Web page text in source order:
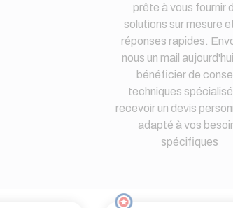
prête à vous fournir
solutions sur mesure
réponses rapides.
nous un mail
bénéficier de
techniques
recevoir un devis
adapté à vos
spécifiques